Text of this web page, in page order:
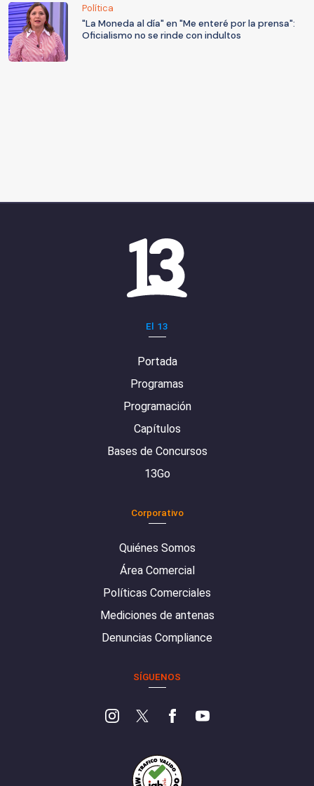
Política
"La Moneda al día" en "Me enteré por la prensa":
Oficialismo no se rinde con indultos
El 13
Portada
Programas
Programación
Capítulos
Bases de Concursos
13Go
Corporativo
Quiénes Somos
Área Comercial
Políticas Comerciales
Mediciones de antenas
Denuncias Compliance
SÍGUENOS